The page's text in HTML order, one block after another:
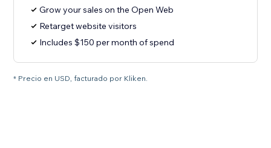
Grow your sales on the Open Web
Retarget website visitors
Includes $150 per month of spend
* Precio en USD, facturado por Kliken.